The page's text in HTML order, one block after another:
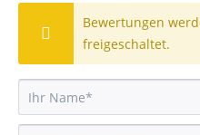
Bewertungen
freigeschaltet.